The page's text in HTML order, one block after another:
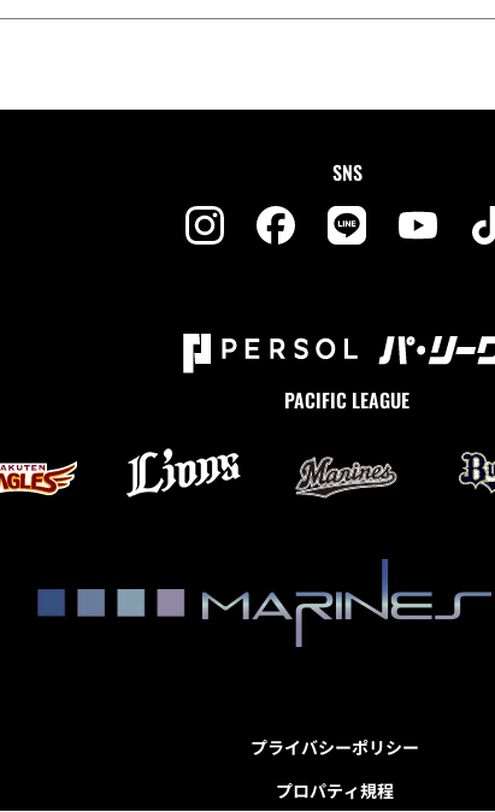
SNS
PACIFIC LEAGUE
プライバシーポリシー
プロパティ規程